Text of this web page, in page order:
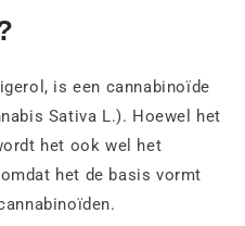
is een cannabinoïde
Sativa L.). Hoewel het
het ook wel het
het de basis vormt